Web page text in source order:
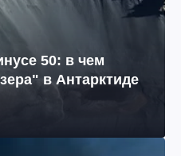
50: в чем
в Антарктиде